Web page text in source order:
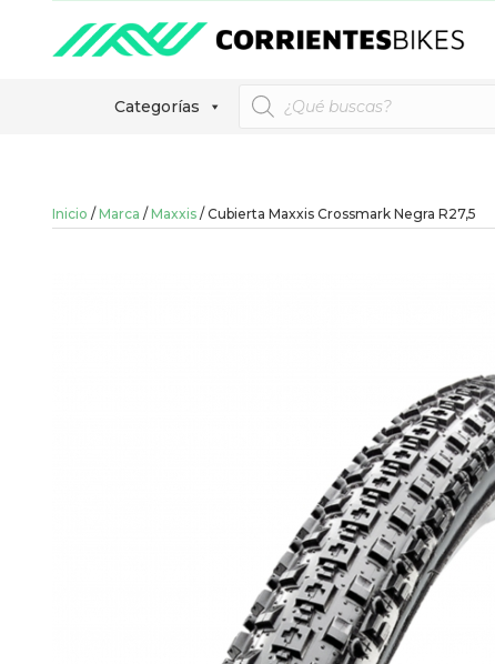
Categorías
Búsqueda
de
productos
Inicio / Marca / Maxxis / Cubierta Maxxis Crossmark Negra R27,5